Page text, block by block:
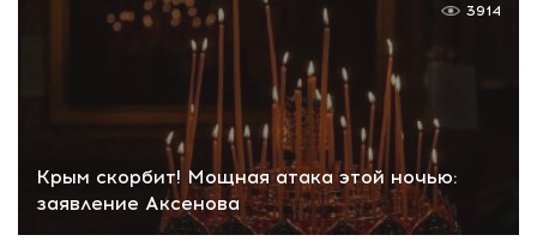
Крым скорбит! Мощная атака этой ночью:
заявление Аксенова
3914